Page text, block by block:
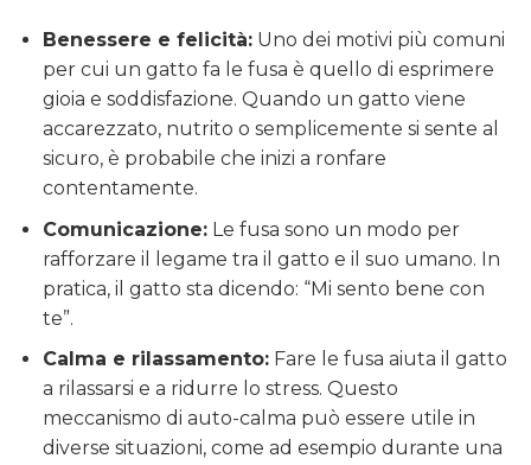
Benessere e felicità:Uno dei motivi più comuni
per cui un gatto fa le fusa è quello di esprimere
gioia e soddisfazione. Quando un gatto viene
accarezzato, nutrito o semplicemente si sente al
sicuro, è probabile che inizi a ronfare
contentamente.
Comunicazione:Le fusa sono un modo per
rafforzare il legame tra il gatto e il suo umano. In
pratica, il gatto sta dicendo: “Mi sento bene con
te”.
Calma e rilassamento:Fare le fusa aiuta il gatto
a rilassarsi e a ridurre lo stress. Questo
meccanismo di auto-calma può essere utile in
diverse situazioni, come ad esempio durante una